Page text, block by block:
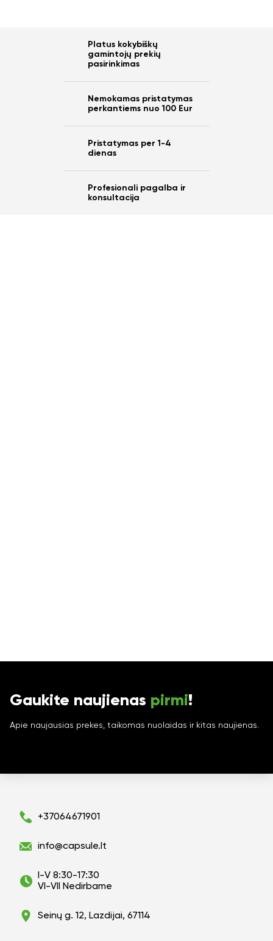
Platus kokybiškų
gamintojų prekių
pasirinkimas
Nemokamas pristatymas
perkantiems nuo 100 Eur
Pristatymas per 1-4
dienas
Profesionali pagalba ir
konsultacija
Gaukite naujienas pirmi!
Apie naujausias prekes, taikomas nuolaidas ir kitas naujienas.
+37064671901
info@capsule.lt
I-V 8:30-17:30
VI-VII Nedirbame
Seinų g. 12, Lazdijai, 67114